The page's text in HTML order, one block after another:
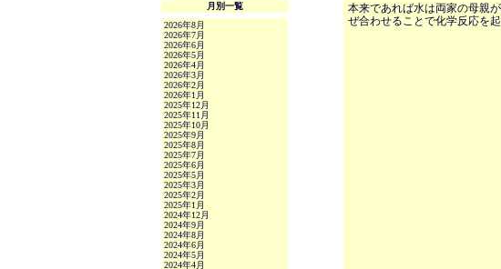
本来であれば水は両家の母親
ぜ合わせることで化学反応を
月別一覧
2026年8月
2026年7月
2026年6月
2026年5月
2026年4月
2026年3月
2026年2月
2026年1月
2025年12月
2025年11月
2025年10月
2025年9月
2025年8月
2025年7月
2025年6月
2025年5月
2025年3月
2025年2月
2025年1月
2024年12月
2024年9月
2024年8月
2024年6月
2024年5月
2024年4月